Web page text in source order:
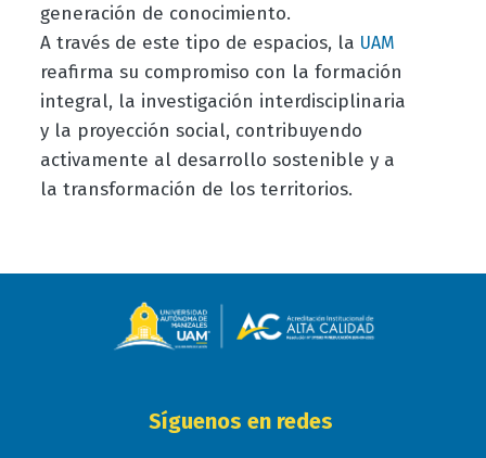
generación de conocimiento.
A través de este tipo de espacios, la UAM
reafirma su compromiso con la formación
integral, la investigación interdisciplinaria
y la proyección social, contribuyendo
activamente al desarrollo sostenible y a
la transformación de los territorios.
Síguenos en redes